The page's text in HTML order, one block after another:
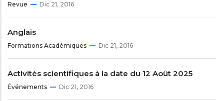
Revue Dic 21, 2016
Anglais
Formations Académiques Dic 21, 2016
Activités scientifiques à la date du 12 Août 2025
Événements Dic 21, 2016